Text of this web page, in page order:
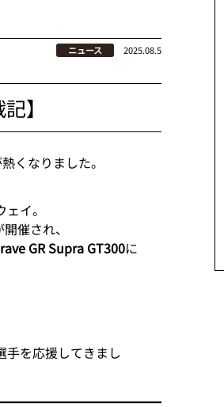
ニュース 2025.08.5
】
くなりました。
イ。
催され、
GR Supra GT300に
手を応援してきまし